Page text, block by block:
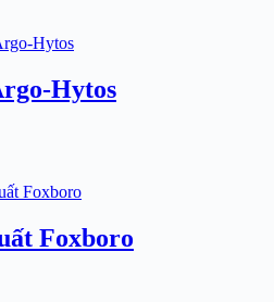
Hytos
Foxboro